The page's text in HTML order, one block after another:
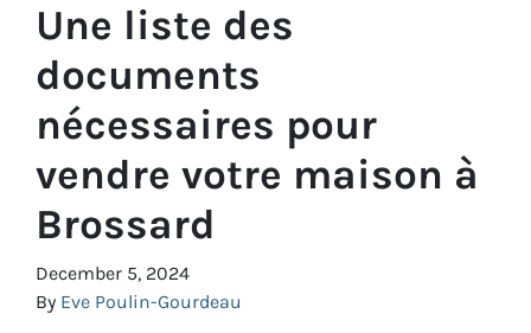
Une liste des
documents
nécessaires pour
vendre votre maison à
Brossard
December 5, 2024
By Eve Poulin-Gourdeau